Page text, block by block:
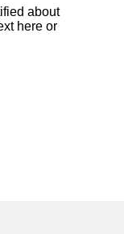
about
here or